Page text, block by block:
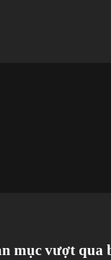
mục vượt